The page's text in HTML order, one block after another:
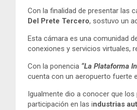
Con la finalidad de presentar las
Del Prete Tercero, sostuvo un
Esta cámara es una comunidad
conexiones y servicios virtuales,
Con la ponencia “La Plataforma
cuenta con un aeropuerto fuerte
Igualmente dio a conocer que
participación en las industrias